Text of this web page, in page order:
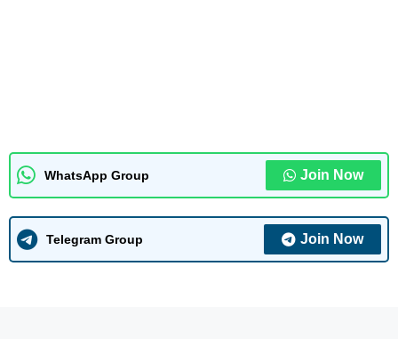
WhatsApp Group Join Now
Telegram Group Join Now